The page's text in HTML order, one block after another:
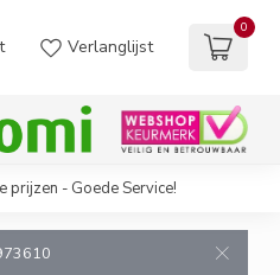
Verlanglijst
0
prijzen - Goede Service!